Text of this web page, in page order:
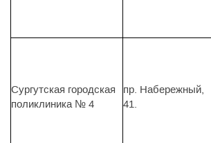
Сургутская городская
поликлиника № 4
пр. Набережный,
41.